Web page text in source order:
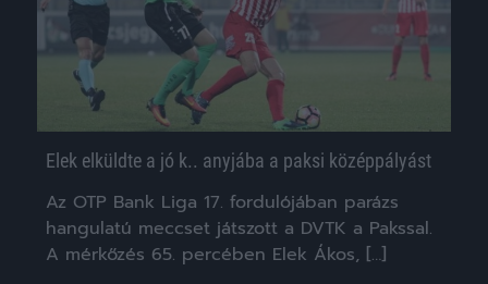
Elek elküldte a jó k.. anyjába a paksi középpályást
Az OTP Bank Liga 17. fordulójában parázs
hangulatú meccset játszott a DVTK a Pakssal.
A mérkőzés 65. percében Elek Ákos, […]